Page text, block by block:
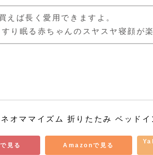
えば長く愛用できますよ。
すり眠る赤ちゃんのスヤスヤ寝顔が
オママイズム 折りたたみ ベッドイ
見る Amazonで見る